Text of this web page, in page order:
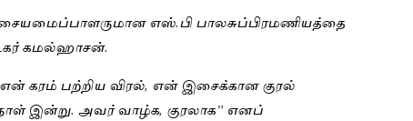
எஸ்.பி பாலசுப்பிரமணியத்தை
கமல்ஹாசன்.
கரம் பற்றிய விரல், என் இசைக்கான குரல்
இன்று. அவர் வாழ்க, குரலாக” எனப்